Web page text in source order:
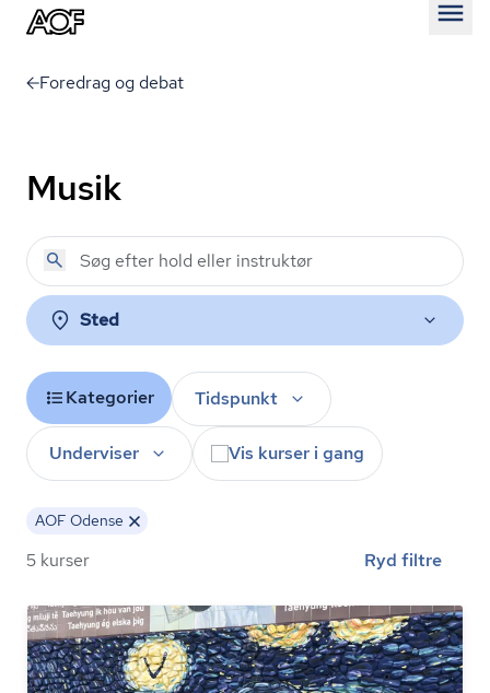
Foredrag og debat
Musik
Sted
Kategorier Tidspunkt
Underviser Vis kurser i gang
AOF Odense
5 kurser Ryd filtre